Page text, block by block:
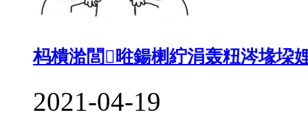
杩樻湁閭暀鍚楋紵涓轰粈涔堟垜
2021-04-19